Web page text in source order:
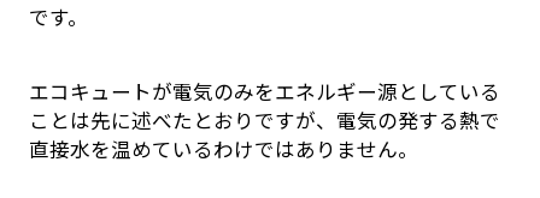
です。
エコキュートが電気のみをエネルギー源としている
ことは先に述べたとおりですが、電気の発する熱で
直接水を温めているわけではありません。